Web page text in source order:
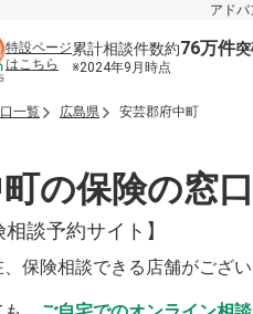
アドバ
特設ページ
はこちら
累計相談件数約76万件
※2024年9月時点
一覧 広島県 安芸郡府中町
の保険の窓
談予約サイト】
保険相談できる店舗がござい